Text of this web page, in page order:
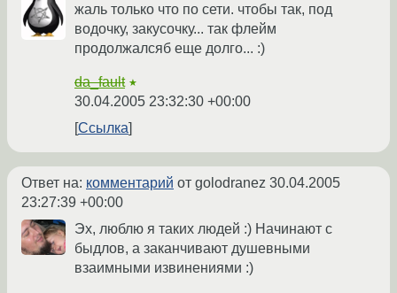
жаль только что по сети. чтобы так, под
водочку, закусочку... так флейм
продолжалсяб еще долго... :)
da_fault ★
30.04.2005 23:32:30 +00:00
Ссылка
Ответ на: комментарий от golodranez 30.04.2005
23:27:39 +00:00
Эх, люблю я таких людей :) Начинают с
быдлов, а заканчивают душевными
взаимными извинениями :)